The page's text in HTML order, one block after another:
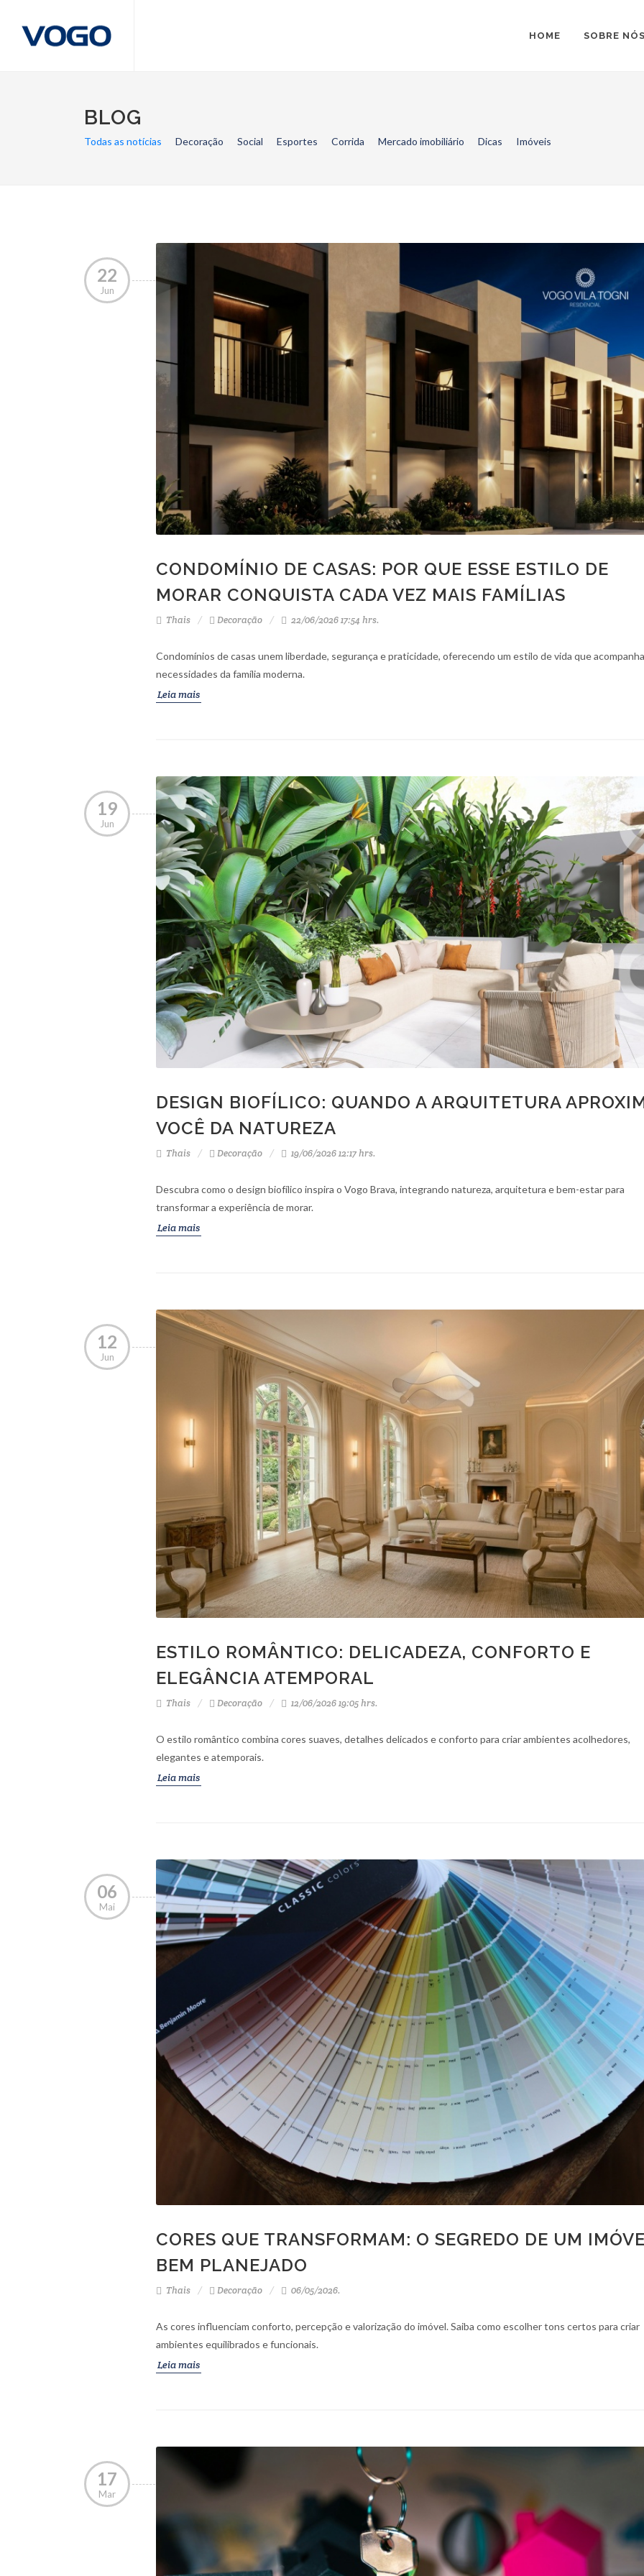
HOME SOBRE
BLOG
Todas as notícias Decoração Social Esportes Corrida Mercado imobiliário Dicas Imóveis
22
Jun
CONDOMÍNIO DE CASAS: POR QUE ESSE ESTILO DE
MORAR CONQUISTA CADA VEZ MAIS FAMÍLIAS
Thais Decoração 22/06/2026 17:54 hrs.
Condomínios de casas unem liberdade, segurança e praticidade, oferecendo um estilo de vida que
necessidades da família moderna.
Leia mais
19
Jun
DESIGN BIOFÍLICO: QUANDO A ARQUITETURA
VOCÊ DA NATUREZA
Thais Decoração 19/06/2026 12:17 hrs.
Descubra como o design biofílico inspira o Vogo Brava, integrando natureza, arquitetura e bem-estar para
transformar a experiência de morar.
Leia mais
12
Jun
ESTILO ROMÂNTICO: DELICADEZA, CONFORTO E
ELEGÂNCIA ATEMPORAL
Thais Decoração 12/06/2026 19:05 hrs.
O estilo romântico combina cores suaves, detalhes delicados e conforto para criar ambientes acolhedores,
elegantes e atemporais.
Leia mais
06
Mai
CORES QUE TRANSFORMAM: O SEGREDO DE UM
BEM PLANEJADO
Thais Decoração 06/05/2026.
As cores influenciam conforto, percepção e valorização do imóvel. Saiba como escolher tons certos para criar
ambientes equilibrados e funcionais.
Leia mais
17
Mar